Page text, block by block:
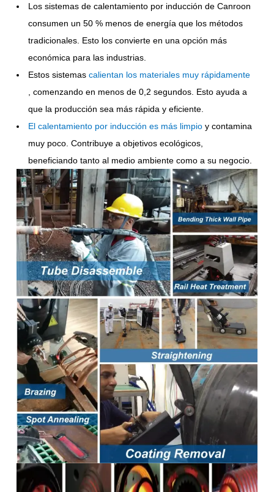
Los sistemas de calentamiento por inducción de Canroon
consumen un 50 % menos de energía que los métodos
tradicionales. Esto los convierte en una opción más
económica para las industrias.
Estos sistemas calientan los materiales muy rápidamente
, comenzando en menos de 0,2 segundos. Esto ayuda a
que la producción sea más rápida y eficiente.
El calentamiento por inducción es más limpio y contamina
muy poco. Contribuye a objetivos ecológicos,
beneficiando tanto al medio ambiente como a su negocio.